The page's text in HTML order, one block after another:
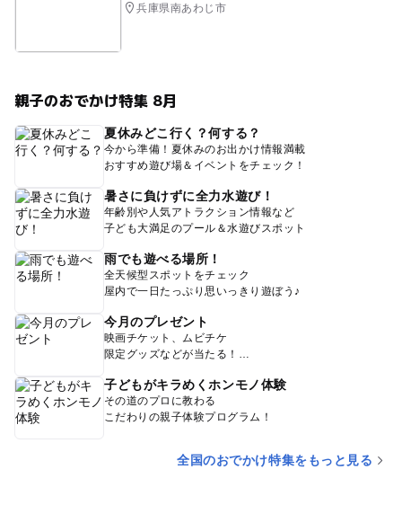
兵庫県南あわじ市
親子のおでかけ特集 8月
夏休みどこ行く？何する？
今から準備！夏休みのお出かけ情報満載
おすすめ遊び場＆イベントをチェック！
暑さに負けずに全力水遊び！
年齢別や人気アトラクション情報など
子ども大満足のプール＆水遊びスポット
雨でも遊べる場所！
全天候型スポットをチェック
屋内で一日たっぷり思いっきり遊ぼう♪
今月のプレゼント
映画チケット、ムビチケ
限定グッズなどが当たる！
子どもがキラめくホンモノ体験
その道のプロに教わる
こだわりの親子体験プログラム！
全国のおでかけ特集をもっと見る